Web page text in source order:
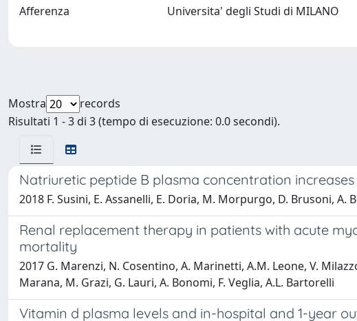
Afferenza Universita' degli Studi di MILANO
Mostra
records
Risultati 1 - 3 di 3 (tempo di esecuzione: 0.0 secondi).
Natriuretic peptide B plasma concentration
2018 F. Susini, E. Assanelli, E. Doria, M. Morpurgo, D. Brusoni, A.
Renal replacement therapy in patients with acute
mortality
2017 G. Marenzi, N. Cosentino, A. Marinetti, A.M. Leone, V.
Marana, M. Grazi, G. Lauri, A. Bonomi, F. Veglia, A.L. Bartorelli
Vitamin d plasma levels and in-hospital and 1-year